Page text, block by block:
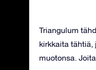
Triangulum
kirkkaita tähtiä,
muotonsa.